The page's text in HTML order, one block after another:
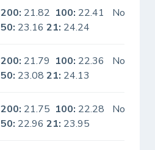
200: 21.82 100: 22.41
50: 23.1621: 24.24
No
200: 21.79 100: 22.36
50: 23.0821: 24.13
No
200: 21.75 100: 22.28
50: 22.9621: 23.95
No